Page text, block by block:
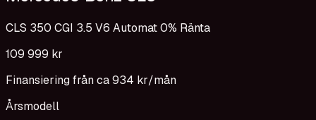
CLS 350 CGI 3.5 V6 Automat 0% Ränta
109 999 kr
Finansiering från ca934 kr/mån
Årsmodell